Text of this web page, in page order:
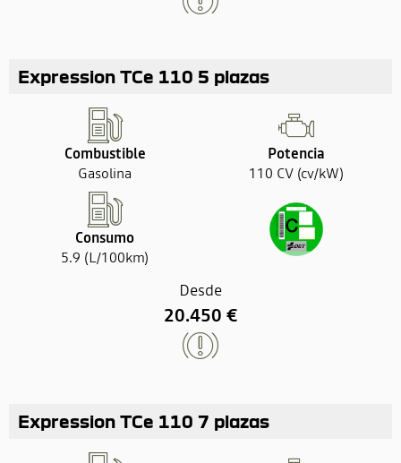
Expression TCe 110 5 plazas
Combustible
Gasolina
Potencia
110 CV (cv/kW)
Consumo
5.9 (L/100km)
Desde
20.450 €
Expression TCe 110 7 plazas